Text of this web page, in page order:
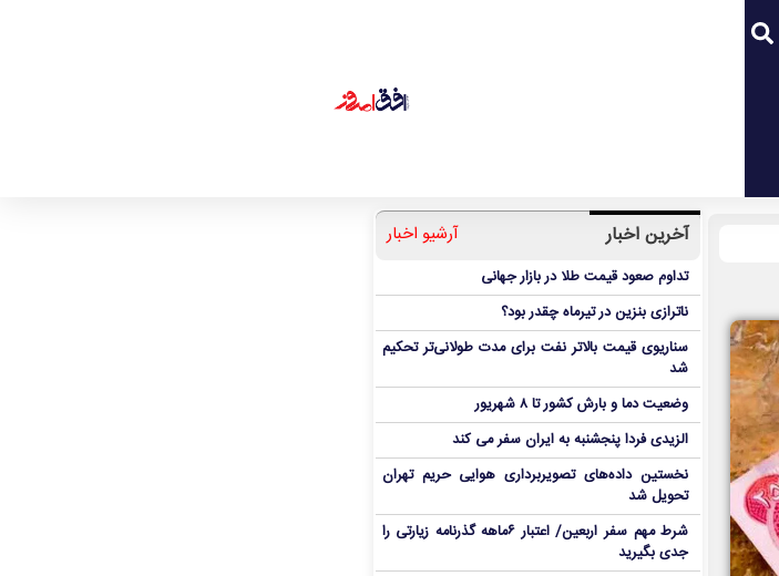
آخرین اخبار آرشیو اخبار
تداوم صعود قیمت طلا در بازار جهانی
ناترازی بنزین در تیرماه چقدر بود؟
سناریوی قیمت بالاتر نفت برای مدت طولانی‌تر تحکیم
شد
وضعیت دما و بارش کشور تا ۸ شهریور
الزیدی فردا پنجشنبه به ایران سفر می کند
نخستین داده‌های تصویربرداری هوایی حریم تهران
تحویل شد
شرط مهم سفر اربعین/ اعتبار ۶ماهه گذرنامه زیارتی را
جدی بگیرید